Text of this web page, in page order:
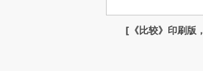
[《比较》印刷版，